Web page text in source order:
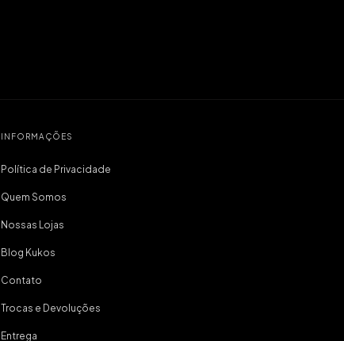
INFORMAÇÕES
Política de Privacidade
Quem Somos
Nossas Lojas
Blog Kukos
Contato
Trocas e Devoluções
Entrega